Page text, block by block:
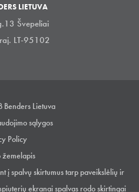
LIETUVA
Švepeliai
LT-95102
Lietuva
sąlygos
Policy
žemelapis
į spalvų skirtumus tarp paveikslėlių ir
ekranai spalvas rodo skirtingai